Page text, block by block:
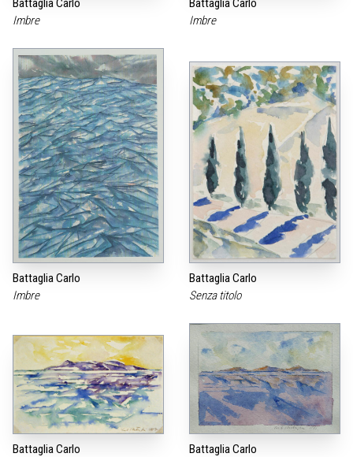
Imbre
Imbre
Battaglia Carlo
Imbre
Battaglia Carlo
Senza titolo
Battaglia Carlo
Battaglia Carlo